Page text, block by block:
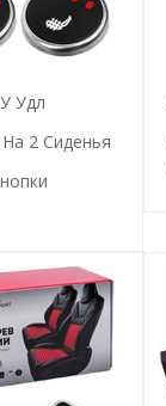
Удл
2 Сиденья